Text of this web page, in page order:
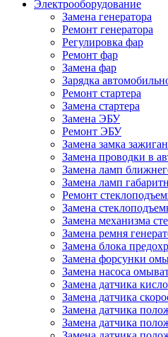
Электрооборудование
Замена генератора
Ремонт генератора
Регулировка фар
Ремонт фар
Замена фар
Зарядка
Ремонт стартера
Замена стартера
Замена ЭБУ
Ремонт ЭБУ
Замена замка
Замена проводки в
Замена ламп
Замена ламп
Ремонт
Замена
Замена механизма
Замена ремня
Замена блока
Замена форсунки
Замена насоса
Замена датчика
Замена датчика
Замена датчика
Замена датчика